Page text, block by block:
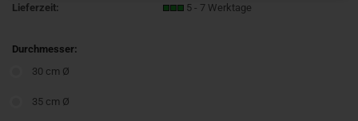
Lieferzeit:
5 - 7 Werktage
Durchmesser:
30 cm Ø
35 cm Ø